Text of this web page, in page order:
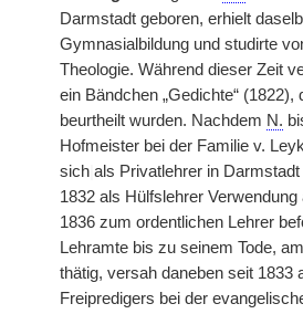
Darmstadt geboren, erhielt
Gymnasialbildung und studirte
Theologie. Während dieser Zeit
ein Bändchen „Gedichte“
beurtheilt wurden. Nachdem N.
Hofmeister bei der Familie v.
sich als Privatlehrer in
1832 als Hülfslehrer
1836 zum ordentlichen Lehrer
Lehramte bis zu seinem Tode,
thätig, versah daneben seit 1833
Freipredigers bei der